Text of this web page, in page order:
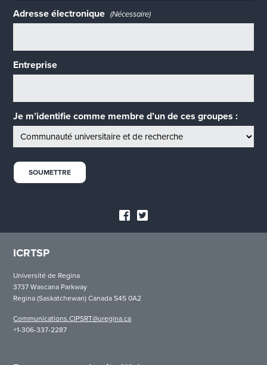
Adresse électronique (Nécessaire)
Entreprise
Je m’identifie comme membre d’un de ces groupes :
ICRTSP
Université de Regina
3737 Wascana Parkway
Regina (Saskatchewan) Canada S4S 0A2
Communications.CIPSRT@uregina.ca
+1-306-337-2287